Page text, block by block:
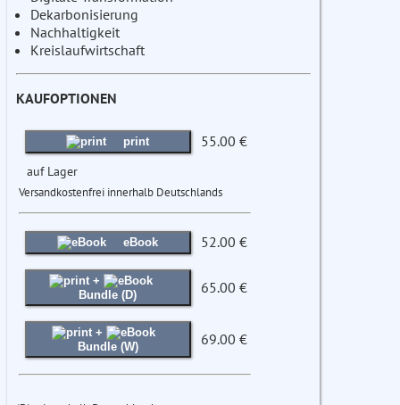
Dekarbonisierung
Nachhaltigkeit
Kreislaufwirtschaft
KAUFOPTIONEN
print 55.00 €
auf Lager
Versandkostenfrei innerhalb Deutschlands
eBook 52.00 €
+
Bundle (D)
65.00 €
+
Bundle (W)
69.00 €